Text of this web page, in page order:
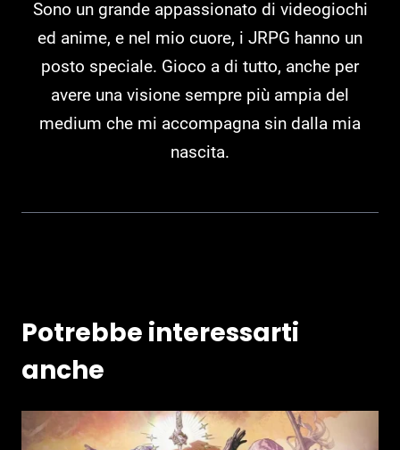
Sono un grande appassionato di videogiochi
ed anime, e nel mio cuore, i JRPG hanno un
posto speciale. Gioco a di tutto, anche per
avere una visione sempre più ampia del
medium che mi accompagna sin dalla mia
nascita.
Potrebbe interessarti
anche